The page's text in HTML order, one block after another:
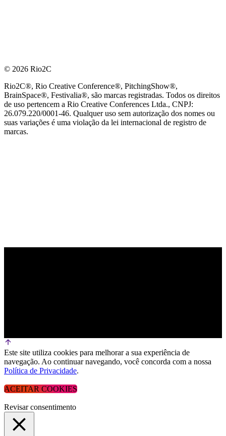
© 2026 Rio2C
Rio2C®, Rio Creative Conference®, PitchingShow®,
BrainSpace®, Festivalia®, são marcas registradas. Todos os direitos
de uso pertencem a Rio Creative Conferences Ltda., CNPJ:
26.079.220/0001-46. Qualquer uso sem autorização dos nomes ou
suas variações é uma violação da lei internacional de registro de
marcas.
Este site utiliza cookies para melhorar a sua experiência de
navegação. Ao continuar navegando, você concorda com a nossa
Política de Privacidade.
ACEITAR COOKIES
Revisar consentimento